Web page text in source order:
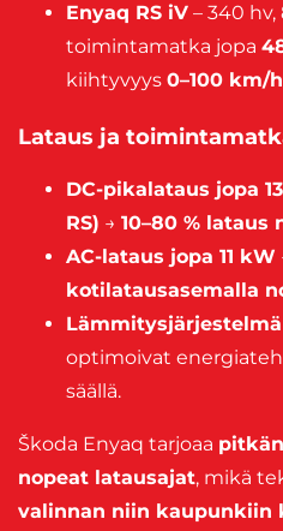
Enyaq RS iV – 340
toimintamatka jopa
kiihtyvyys 0–100 km/
Lataus ja
DC-pikalataus jopa
RS) → 10–80 % lataus
AC-lataus jopa 11 kW
kotilatausasemalla
optimoivat
säällä.
Škoda Enyaq tarjoaa
nopeat latausajat, mikä
valinnan niin kaupunkiin